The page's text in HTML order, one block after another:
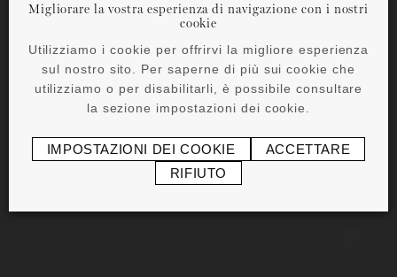
Migliorare la vostra esperienza di navigazione con i nostri
cookie
Utilizziamo i cookie per offrirvi la migliore esperienza
sul nostro sito. Per saperne di più sui cookie che
utilizziamo o per disabilitarli, è possibile consultare
la sezione impostazioni dei cookie.
IMPOSTAZIONI DEI COOKIE
ACCETTARE
RIFIUTO